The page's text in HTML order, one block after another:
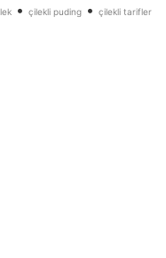
• çilekli puding • çilekli tarifler